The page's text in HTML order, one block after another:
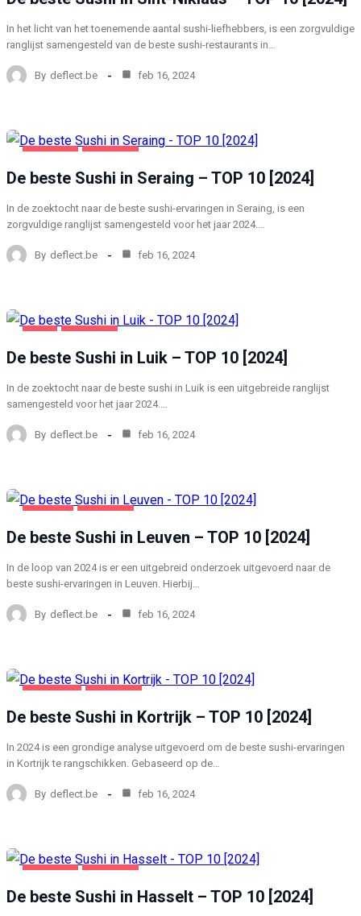
In het licht van het toenemende aantal sushi-liefhebbers, is een zorgvuldige
ranglijst samengesteld van de beste sushi-restaurants in…
By deflect.be feb 16, 2024
De beste Sushi in Seraing – TOP 10 [2024]
In de zoektocht naar de beste sushi-ervaringen in Seraing, is een
zorgvuldige ranglijst samengesteld voor het jaar 2024.…
By deflect.be feb 16, 2024
De beste Sushi in Luik – TOP 10 [2024]
In de zoektocht naar de beste sushi in Luik is een uitgebreide ranglijst
samengesteld voor het jaar 2024.…
By deflect.be feb 16, 2024
De beste Sushi in Leuven – TOP 10 [2024]
In de loop van 2024 is er een uitgebreid onderzoek uitgevoerd naar de
beste sushi-ervaringen in Leuven. Hierbij…
By deflect.be feb 16, 2024
De beste Sushi in Kortrijk – TOP 10 [2024]
In 2024 is een grondige analyse uitgevoerd om de beste sushi-ervaringen
in Kortrijk te rangschikken. Gebaseerd op de…
By deflect.be feb 16, 2024
De beste Sushi in Hasselt – TOP 10 [2024]